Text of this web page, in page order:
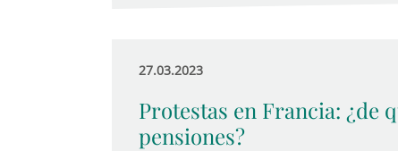
27.03.2023
Protestas en Francia: ¿de
pensiones?